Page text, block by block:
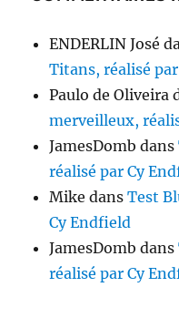
ENDERLIN José
Titans, réalisé
Paulo de Oliveira
merveilleux,
JamesDomb dans
réalisé par Cy
Mike dansTest
Cy Endfield
JamesDomb dans
réalisé par Cy